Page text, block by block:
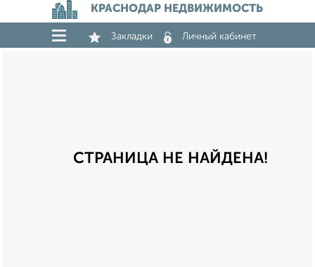
КРАСНОДАР НЕДВИЖИМОСТЬ
Закладки Личный кабинет
СТРАНИЦА НЕ НАЙДЕНА!